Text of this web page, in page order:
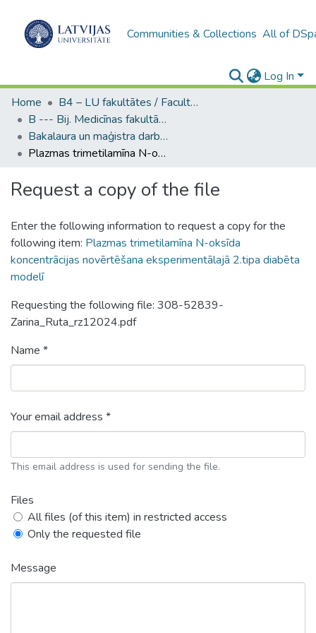
Communities & Collections All of
Log In
Home
B4 – LU fakultātes / Faculties of the UL
B --- Bij. Medicīnas fakultātes studentu noslēguma darbi / Faculty of Medicine - Graduate works
Bakalaura un maģistra darbi (MF) / Bachelor's and Master's theses
Plazmas trimetilamīna N-oksīda koncentrācijas novērtēšana eksperimentālajā 2.tipa diabēta modelī
Request a copy of the file
Enter the following information to request a copy for the
following item: Plazmas trimetilamīna N-oksīda
koncentrācijas novērtēšana eksperimentālajā 2.tipa diabēta
modelī
Requesting the following file: 308-52839-
Zarina_Ruta_rz12024.pdf
Name *
Your email address *
This email address is used for sending the file.
Files
All files (of this item) in restricted access
Only the requested file
Message